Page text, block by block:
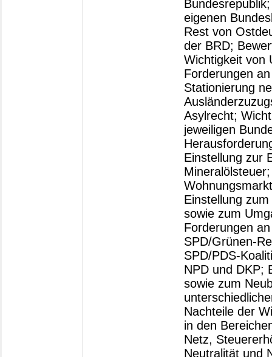
eigenen
Rest von
der BRD;
Wichtigkeit von
Forderungen
Stationierung
Asylrecht;
jeweiligen
Einstellung zur
Einstellung
sowie zum
Forderungen
SPD/Grünen-
SPD/PDS-
NPD und DKP;
sowie zum
Nachteile der
in den
Netz,
Neutralität und